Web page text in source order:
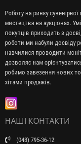
Роботу на ринку
мистецтва на аукціонах.
покупців приходить з
роботи ми набули досвіду
навчилися проводити
дозволяє нам
робимо завезення нових
хітами продажів.
НАШІ КОНТАКТИ
(048) 795-36-12